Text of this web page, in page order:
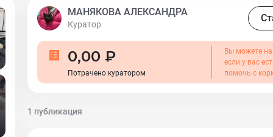
МАНЯКОВА АЛЕКСАНДРА
Куратор
0,00 ₽
Потрачено куратором
Вы можете
если у вас
помочь с
1 публикация